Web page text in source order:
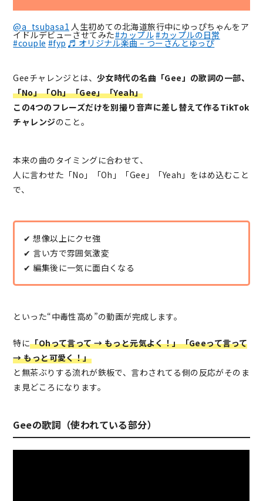
@a_tsubasa1 人生初めての北海道旅行中にゆっぴちゃんをア
イドルデビューさせてみた⁡#カップル#カップルの日常
#couple #fyp ♬ オリジナル楽曲 – つーさんとゆっぴ
Geeチャレンジとは、少女時代の名曲「Gee」の歌詞の一部、
「No」「Oh」「Gee」「Yeah」
この4つのフレーズだけを別撮り音声に差し替えて作るTikTok
チャレンジのこと。
本来の曲のタイミングに合わせて、
人に言わせた「No」「Oh」「Gee」「Yeah」をはめ込むこと
で、
✔ 想像以上にクセ強
✔ 言い方で雰囲気激変
✔ 編集後に一気に面白くなる
といった“中毒性高め”の動画が完成します。
特に「Ohって言って → もっと元気よく！」「Geeって言って
→ もっと可愛く！」
と無茶ぶりする流れが鉄板で、言わされてる側の反応がそのま
ま見どころになります。
Geeの歌詞（使われている部分）